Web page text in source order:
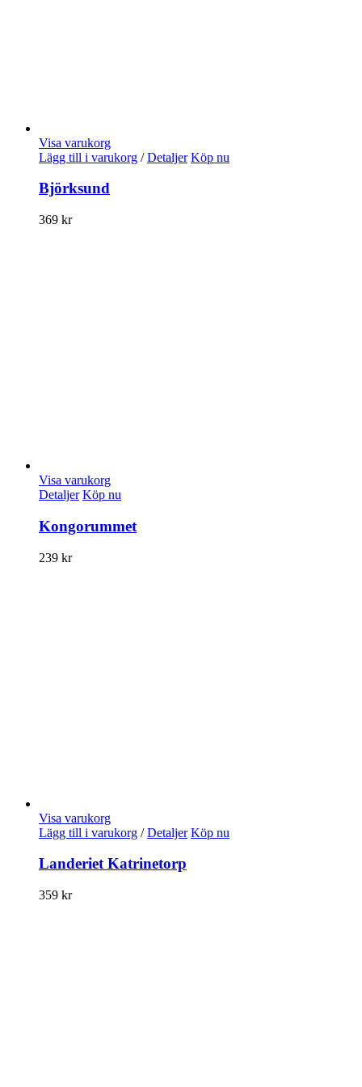
Visa varukorg
Lägg till i varukorg / Detaljer Köp nu
Björksund
369 kr
Visa varukorg
Detaljer Köp nu
Kongorummet
239 kr
Visa varukorg
Lägg till i varukorg / Detaljer Köp nu
Landeriet Katrinetorp
359 kr